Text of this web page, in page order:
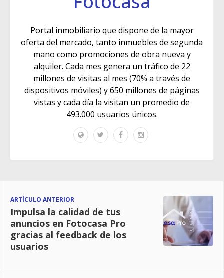
Portal inmobiliario que dispone de la mayor
oferta del mercado, tanto inmuebles de segunda
mano como promociones de obra nueva y
alquiler. Cada mes genera un tráfico de 22
millones de visitas al mes (70% a través de
dispositivos móviles) y 650 millones de páginas
vistas y cada día la visitan un promedio de
493.000 usuarios únicos.
ARTÍCULO ANTERIOR
Impulsa la calidad de tus
anuncios en Fotocasa Pro
gracias al feedback de los
usuarios